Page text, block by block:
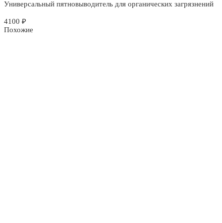
Универсальный пятновыводитель для органических загрязнений
4100 ₽
Похожие